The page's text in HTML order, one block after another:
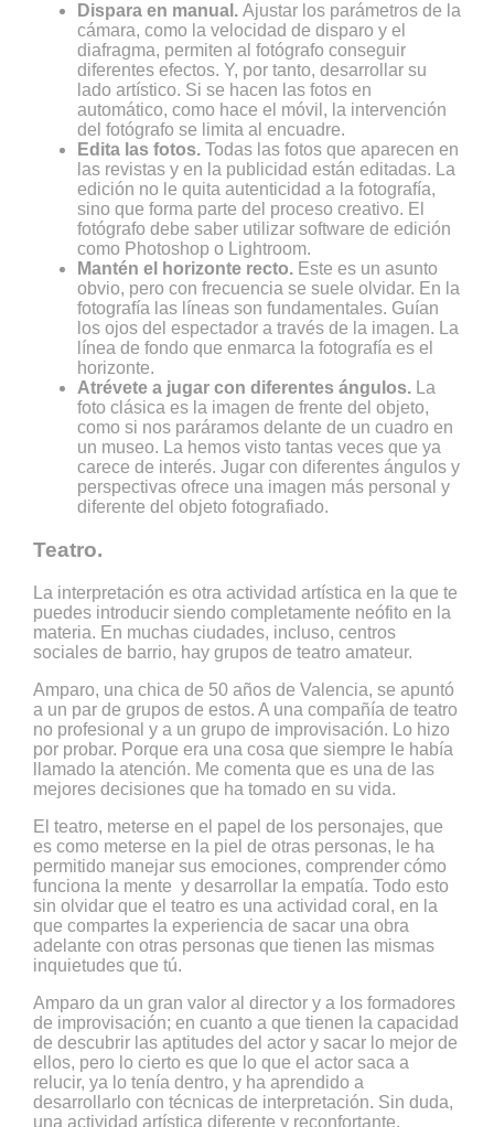
Dispara en manual. Ajustar los parámetros de la
cámara, como la velocidad de disparo y el
diafragma, permiten al fotógrafo conseguir
diferentes efectos. Y, por tanto, desarrollar su
lado artístico. Si se hacen las fotos en
automático, como hace el móvil, la intervención
del fotógrafo se limita al encuadre.
Edita las fotos. Todas las fotos que aparecen en
las revistas y en la publicidad están editadas. La
edición no le quita autenticidad a la fotografía,
sino que forma parte del proceso creativo. El
fotógrafo debe saber utilizar software de edición
como Photoshop o Lightroom.
Mantén el horizonte recto. Este es un asunto
obvio, pero con frecuencia se suele olvidar. En la
fotografía las líneas son fundamentales. Guían
los ojos del espectador a través de la imagen. La
línea de fondo que enmarca la fotografía es el
horizonte.
Atrévete a jugar con diferentes ángulos. La
foto clásica es la imagen de frente del objeto,
como si nos paráramos delante de un cuadro en
un museo. La hemos visto tantas veces que ya
carece de interés. Jugar con diferentes ángulos y
perspectivas ofrece una imagen más personal y
diferente del objeto fotografiado.
Teatro.
La interpretación es otra actividad artística en la que te
puedes introducir siendo completamente neófito en la
materia. En muchas ciudades, incluso, centros
sociales de barrio, hay grupos de teatro amateur.
Amparo, una chica de 50 años de Valencia, se apuntó
a un par de grupos de estos. A una compañía de teatro
no profesional y a un grupo de improvisación. Lo hizo
por probar. Porque era una cosa que siempre le había
llamado la atención. Me comenta que es una de las
mejores decisiones que ha tomado en su vida.
El teatro, meterse en el papel de los personajes, que
es como meterse en la piel de otras personas, le ha
permitido manejar sus emociones, comprender cómo
funciona la mente y desarrollar la empatía. Todo esto
sin olvidar que el teatro es una actividad coral, en la
que compartes la experiencia de sacar una obra
adelante con otras personas que tienen las mismas
inquietudes que tú.
Amparo da un gran valor al director y a los formadores
de improvisación; en cuanto a que tienen la capacidad
de descubrir las aptitudes del actor y sacar lo mejor de
ellos, pero lo cierto es que lo que el actor saca a
relucir, ya lo tenía dentro, y ha aprendido a
desarrollarlo con técnicas de interpretación. Sin duda,
una actividad artística diferente y reconfortante.